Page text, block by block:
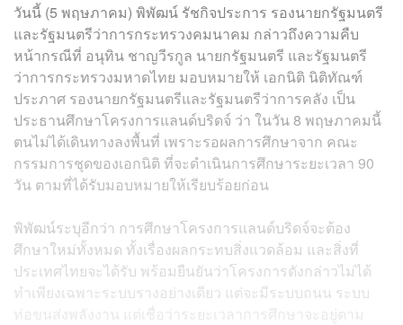
วันนี้ (5 พฤษภาคม) ​พิพัฒน์​ รัช​กิจ​ประการ​ รองนายก​รัฐมนตรี​
และ​รัฐมนตรี​ว่าการ​กระทรวง​คมนาคม​ กล่าวถึงความคืบ
หน้ากรณีที่ อนุทิน​ ชาญ​วี​รกูล​ นายก​รัฐมนตรี​ และ​รัฐมนตรี​
ว่าการ​กระทรวง​มหาดไทย​ มอบหมายให้ เอกนิติ​ นิติ​ทัณฑ์
ประภาศ​ รองนายก​รัฐมนตรี​และ​รัฐมนตรี​ว่าการ​คลัง​ เป็น
ประธานศึกษาโครงการแลน​ด์บริดจ์​ ว่า​ ในวัน​ 8 พฤษภาคมนี้​
ตนไม่ได้เดินทางลงพื้นที่​ เพราะรอผลการศึกษาจาก คณะ
กรรมการชุดของเอกนิติ ที่จะดำเนินการศึกษาระยะเวลา 90
วัน ตามที่ได้รับมอบหมายให้เรียบร้อยก่อน​
พิพัฒน์​ระบุอีกว่า​ การศึกษาโครงการแลน​ด์บริดจ์​จะต้อง
ศึกษาใหม่ทั้งหมด ทั้งเรื่องผลกระทบสิ่งแวดล้อม​ และสิ่งที่
ประเทศไทยจะได้รับ พร้อมยืนยันว่าโครงการดังกล่าวไม่ได้
ทำเพียงเฉพาะระบบรางอย่างเดียว แต่จะมีระบบถนน ระบบ
ท่อขนส่งพลังงาน แต่เชื่อว่าระยะเวลาการศึกษาจะอยู่ตาม